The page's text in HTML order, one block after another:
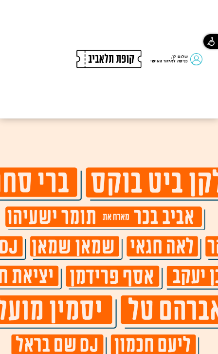
שלום לך,
כניסה לאיזור האישי
אינדי